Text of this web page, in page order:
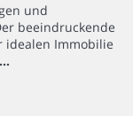
und
beeindruckende
idealen Immobilie
...